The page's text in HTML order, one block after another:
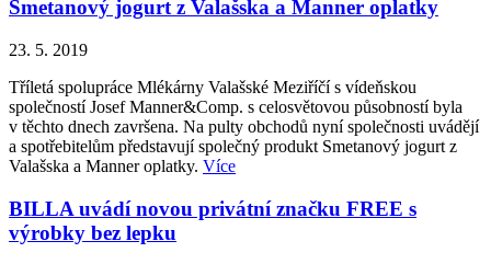
Smetanový jogurt z Valašska a Manner oplatky
23. 5. 2019
Tříletá spolupráce Mlékárny Valašské Meziříčí s vídeňskou
společností Josef Manner&Comp. s celosvětovou působností byla
v těchto dnech završena. Na pulty obchodů nyní společnosti uvádějí
a spotřebitelům představují společný produkt Smetanový jogurt z
Valašska a Manner oplatky. Více
BILLA uvádí novou privátní značku FREE s
výrobky bez lepku